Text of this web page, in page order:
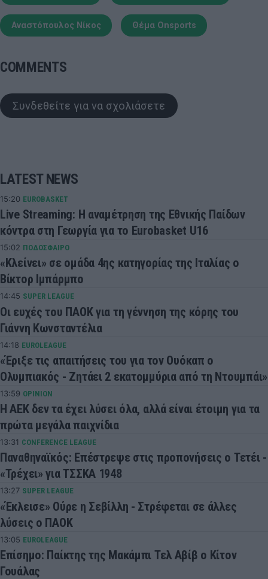
Αναστόπουλος Νίκος Θέμα Onsports
COMMENTS
Συνδεθείτε για να σχολιάσετε
LATEST NEWS
15:20 EUROBASKET
Live Streaming: Η αναμέτρηση της Εθνικής Παίδων
κόντρα στη Γεωργία για το Eurobasket U16
15:02 ΠΟΔΟΣΦΑΙΡΟ
«Κλείνει» σε ομάδα 4ης κατηγορίας της Ιταλίας ο
Βίκτορ Ιμπάρμπο
14:45 SUPER LEAGUE
Οι ευχές του ΠΑΟΚ για τη γέννηση της κόρης του
Γιάννη Κωνσταντέλια
14:18 EUROLEAGUE
«Έριξε τις απαιτήσεις του για τον Ουόκαπ ο
Ολυμπιακός - Ζητάει 2 εκατομμύρια από τη Ντουμπάι»
13:59 OPINION
Η ΑΕΚ δεν τα έχει λύσει όλα, αλλά είναι έτοιμη για τα
πρώτα μεγάλα παιχνίδια
13:31 CONFERENCE LEAGUE
Παναθηναϊκός: Επέστρεψε στις προπονήσεις ο Τετέι -
«Τρέχει» για ΤΣΣΚΑ 1948
13:27 SUPER LEAGUE
«Έκλεισε» Ούρε η Σεβίλλη - Στρέφεται σε άλλες
λύσεις ο ΠΑΟΚ
13:05 EUROLEAGUE
Επίσημο: Παίκτης της Μακάμπι Τελ Αβίβ ο Κίτον
Γουάλας